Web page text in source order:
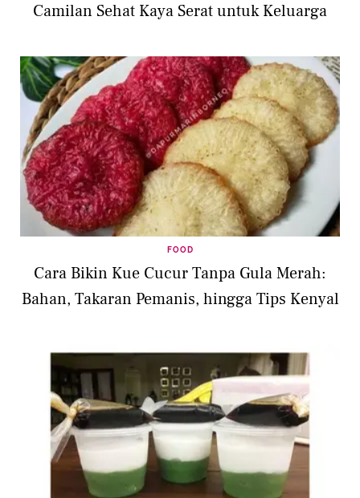
Camilan Sehat Kaya Serat untuk Keluarga
FOOD
Cara Bikin Kue Cucur Tanpa Gula Merah:
Bahan, Takaran Pemanis, hingga Tips Kenyal